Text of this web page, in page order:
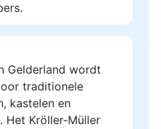
Gelderland wordt
traditionele
kastelen en
Het Kröller-Müller